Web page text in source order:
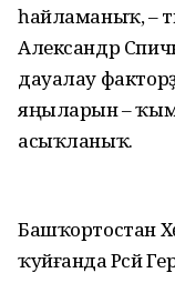
һайламаныҡ, –
Александр
дауалау
яңыларын –
асыҡланыҡ.
Башҡортостан
ҡуйғанда Рәсәй